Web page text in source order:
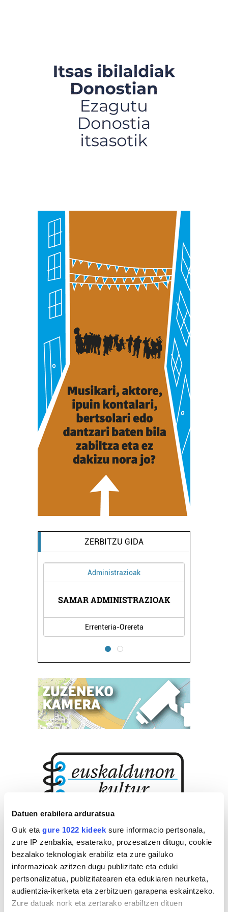
Datuen erabilera arduratsua
Guk eta gure 1022 kideek sure informacio pertsonala,
zure IP zenbakia, esaterako, prozesatzen ditugu, cookie
bezalako teknologiak erabiliz eta zure gailuko
informazioak azitzen dugu publizitate eta eduki
pertsonalizatua, publizitatearen eta edukiaren neurketa,
audientzia-ikerketa eta zerbitzuen garapena eskaintzeko.
Zure datuak nork eta zertarako erabiltzen dituen
ZERBITZU GIDA
Administrazioak
SAMAR ADMINISTRAZIOAK
Errenteria-Orereta